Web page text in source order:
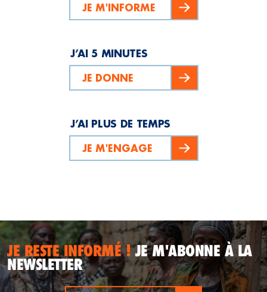
JE M'INFORME
J’AI 5 MINUTES
JE DONNE
J’AI PLUS DE TEMPS
JE M'ENGAGE
JE RESTE INFORMÉ !JE M'ABONNE À LA
NEWSLETTER